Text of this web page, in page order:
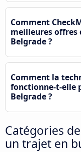
Comment
meilleures offres
Belgrade ?
Comment la
fonctionne-t-elle
Belgrade ?
Catégories
un trajet en